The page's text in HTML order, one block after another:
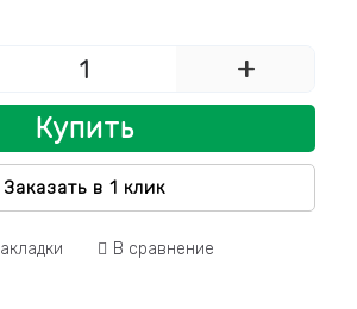
+
Купить
Заказать в 1 клик
В сравнение